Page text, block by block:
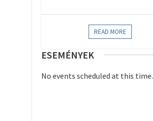
READ MORE
ESEMÉNYEK
No events scheduled at this time.